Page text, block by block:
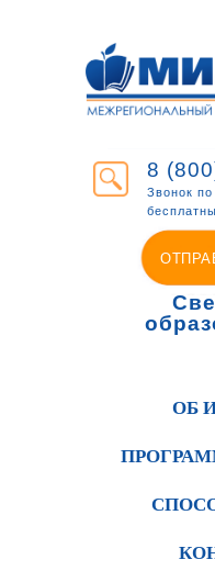
8
Звонок
ОБ